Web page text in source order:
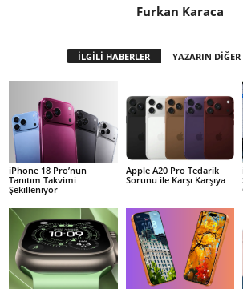
Furkan Karaca
İLGİLİ HABERLER YAZARIN
iPhone 18 Pro’nun
Tanıtım Takvimi
Şekilleniyor
Apple A20 Pro Tedarik
Sorunu ile Karşı Karşıya